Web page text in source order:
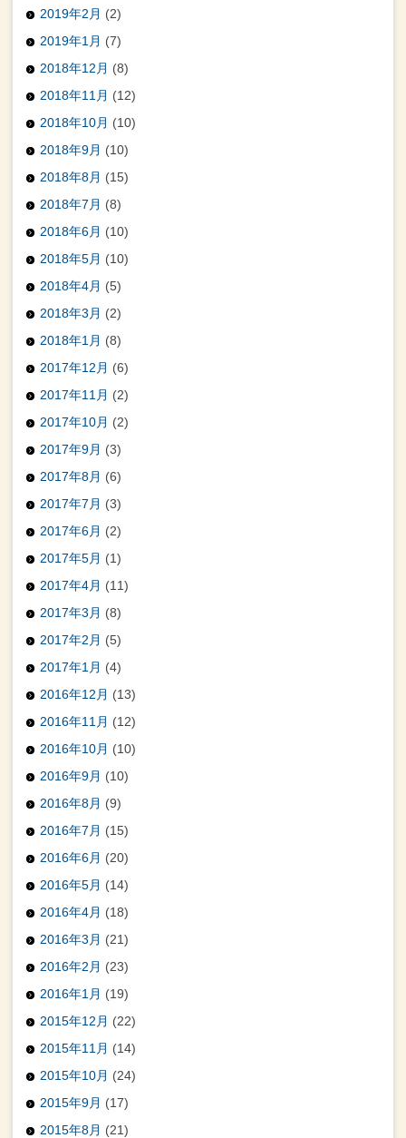
2019年2月 (2)
2019年1月 (7)
2018年12月 (8)
2018年11月 (12)
2018年10月 (10)
2018年9月 (10)
2018年8月 (15)
2018年7月 (8)
2018年6月 (10)
2018年5月 (10)
2018年4月 (5)
2018年3月 (2)
2018年1月 (8)
2017年12月 (6)
2017年11月 (2)
2017年10月 (2)
2017年9月 (3)
2017年8月 (6)
2017年7月 (3)
2017年6月 (2)
2017年5月 (1)
2017年4月 (11)
2017年3月 (8)
2017年2月 (5)
2017年1月 (4)
2016年12月 (13)
2016年11月 (12)
2016年10月 (10)
2016年9月 (10)
2016年8月 (9)
2016年7月 (15)
2016年6月 (20)
2016年5月 (14)
2016年4月 (18)
2016年3月 (21)
2016年2月 (23)
2016年1月 (19)
2015年12月 (22)
2015年11月 (14)
2015年10月 (24)
2015年9月 (17)
2015年8月 (21)